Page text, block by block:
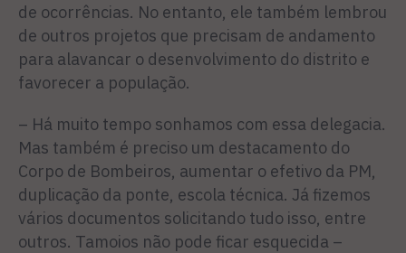
de ocorrências. No entanto, ele também lembrou
de outros projetos que precisam de andamento
para alavancar o de­senvolvimento do distrito e
fa­vorecer a população.
– Há muito tempo sonhamos com essa delegacia.
Mas tam­bém é preciso um destacamento do
Corpo de Bombeiros, aumen­tar o efetivo da PM,
duplicação da ponte, escola técnica. Já fize­mos
vários documentos solici­tando tudo isso, entre
outros. Ta­moios não pode ficar esquecida –